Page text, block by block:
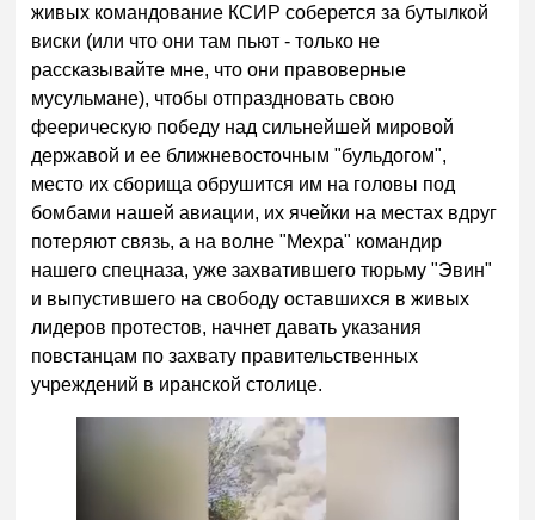
живых командование КСИР соберется за бутылкой
виски (или что они там пьют - только не
рассказывайте мне, что они правоверные
мусульмане), чтобы отпраздновать свою
феерическую победу над сильнейшей мировой
державой и ее ближневосточным "бульдогом",
место их сборища обрушится им на головы под
бомбами нашей авиации, их ячейки на местах вдруг
потеряют связь, а на волне "Мехра" командир
нашего спецназа, уже захватившего тюрьму "Эвин"
и выпустившего на свободу оставшихся в живых
лидеров протестов, начнет давать указания
повстанцам по захвату правительственных
учреждений в иранской столице.